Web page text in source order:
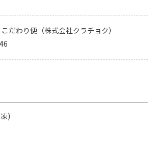
だわり便（株式会社クラチョク）
)